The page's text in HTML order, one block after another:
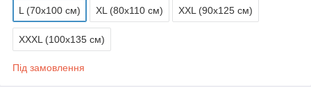
L (70x100 см) XL (80х110 см) XXL (90х125 см)
XXXL (100х135 см)
Під замовлення